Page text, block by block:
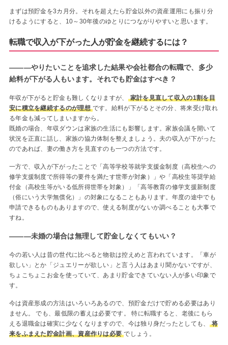
まずは預貯金を3カ月分。それを超えたら貯金以外の資産運用にも振り分
けるようにすると、10～30年後のゆとりにつながりやすいと思います。
転職で収入が下がった人が貯金を継続するには？
―――やりたいことを追求した結果や会社都合の転職で、多少
給料が下がる人もいます。それでも貯金はすべき？
年収が下がると貯金も難しくなりますが、
家計を見直して収入の1割を目
安に積立を継続するのが理想 です。給料が下がるとその分、将来受け取れ
る年金も減ってしまいますから。
既婚の場合、年収ダウンは家族の生活にも影響します。家族会議を開いて
状況を正直に話し、家族の協力体制を整えましょう。夫の収入が下がった
のであれば、妻の働き方を見直すのも一つの方法です。
一方で、収入が下がったことで「高等学校等就学支援金制度（高校生への
修学支援制度で所得等の要件を満たす世帯が対象）」や「高校生等奨学給
付金（高校生等がいる低所得世帯を対象）」「高等教育の修学支援新制度
（俗にいう大学無償化）」の対象になることもあります。年度の途中でも
申請できるものもありますので、使える制度がないか調べることも大事で
すね。
―――未婚の場合は無理して貯金しなくてもいい？
今の若い人は昔の世代に比べると物欲は控えめと言われています。「車が
欲しい」とか「ジュエリーが欲しい」と言う人はあまり聞かないですが、
ちょこちょこお金を使っていて、あまり貯金できていない人が多い印象で
す。
今は資産形成の方法はいろいろあるので、預貯金だけで貯める必要はあり
ません。 でも、最低限の蓄えは必要です。 特に転職すると、老後にもら
える退職金は確実に少なくなりますので、今は独り身だったとしても、
将
来をふまえた貯金計画、資産作りは必要 でしょう。